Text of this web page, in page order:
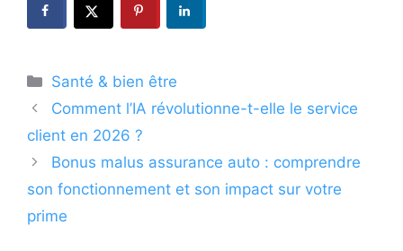
Catégories
Santé & bien être
Comment l’IA révolutionne-t-elle le service
client en 2026 ?
Bonus malus assurance auto : comprendre
son fonctionnement et son impact sur votre
prime